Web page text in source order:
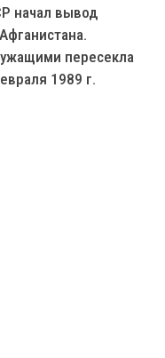
начал вывод
пересекла
1989 г.